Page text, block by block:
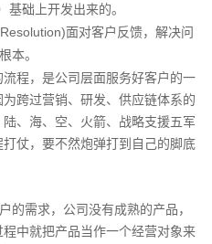
基础上开发出来的。
面对客户反馈，解决问
本。
程，是公司层面服务好客户的一
跨过营销、研发、供应链体系的
、海、空、火箭、战略支援五军
仗，要不然炮弹打到自己的脚底
的需求，公司没有成熟的产品，
中就把产品当作一个经营对象来